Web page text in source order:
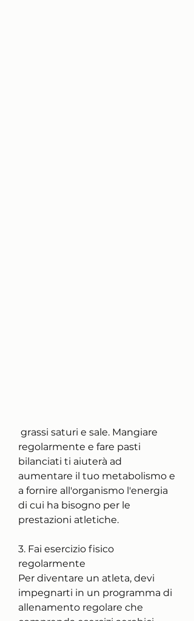
regolarmente e fare pasti
bilanciati ti aiuterà ad
aumentare il tuo metabolismo e
a fornire all'organismo l'energia
di cui ha bisogno per le
prestazioni atletiche.
3. Fai esercizio fisico
regolarmente
Per diventare un atleta, devi
impegnarti in un programma di
allenamento regolare che